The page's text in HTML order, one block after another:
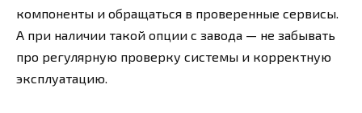
компоненты и обращаться в проверенные сервисы.
А при наличии такой опции с завода — не забывать
про регулярную проверку системы и корректную
эксплуатацию.